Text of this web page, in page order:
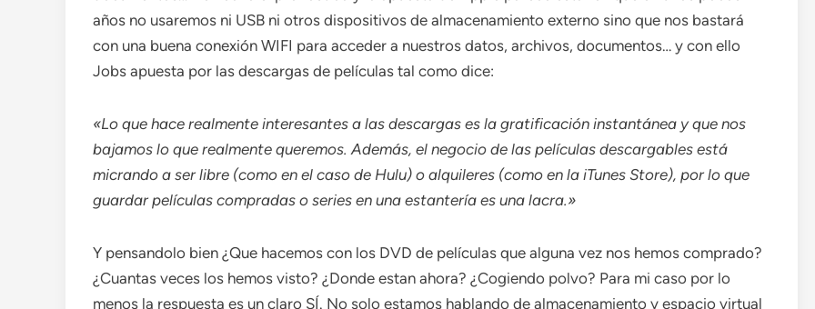
años no usaremos ni USB ni otros dispositivos de almacenamiento externo sino que nos bastará
con una buena conexión WIFI para acceder a nuestros datos, archivos, documentos… y con ello
Jobs apuesta por las descargas de películas tal como dice:
«Lo que hace realmente interesantes a las descargas es la gratificación instantánea y que nos
bajamos lo que realmente queremos. Además, el negocio de las películas descargables está
micrando a ser libre (como en el caso de Hulu) o alquileres (como en la iTunes Store), por lo que
guardar películas compradas o series en una estantería es una lacra.»
Y pensandolo bien ¿Que hacemos con los DVD de películas que alguna vez nos hemos comprado?
¿Cuantas veces los hemos visto? ¿Donde estan ahora? ¿Cogiendo polvo? Para mi caso por lo
menos la respuesta es un claro SÍ. No solo estamos hablando de almacenamiento y espacio virtual